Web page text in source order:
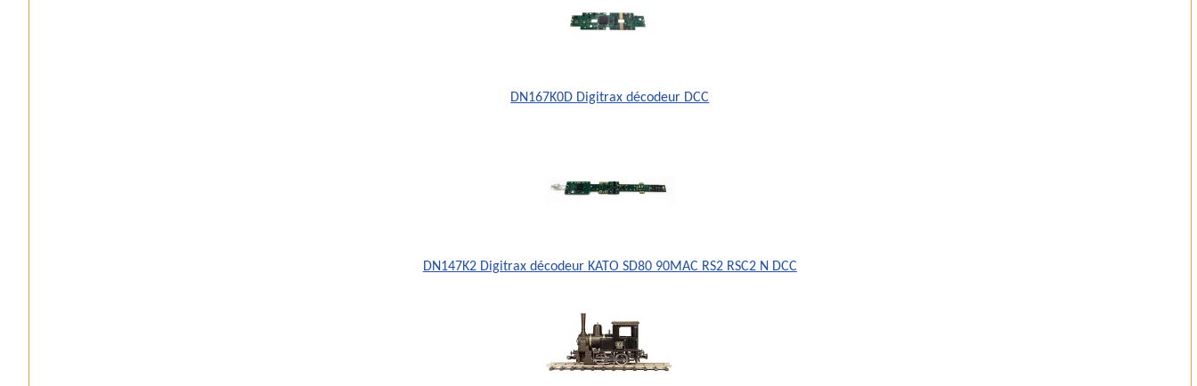
DN167K0D Digitrax décodeur DCC
DN147K2 Digitrax décodeur KATO SD80 90MAC RS2 RSC2 N DCC